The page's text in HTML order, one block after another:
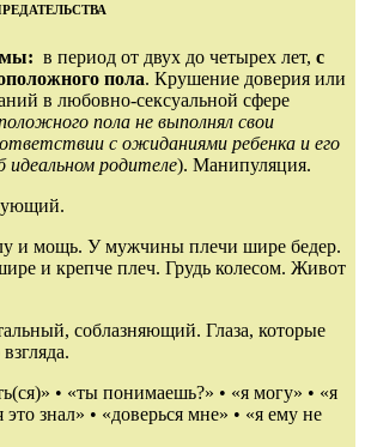
в период от двух до четырех лет, с
пола. Крушение доверия или
в любовно‑сексуальной сфере
пола не выполнял свои
с ожиданиями ребенка и его
идеальном родителе). Манипуляция.
и мощь. У мужчины плечи шире бедер.
и крепче плеч. Грудь колесом. Живот
соблазняющий. Глаза, которые
• «ты понимаешь?» • «я могу» • «я
знал» • «доверься мне» • «я ему не